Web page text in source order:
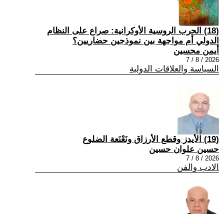
(18) الحرب الروسية الأوكرانية: صراع على النظام
الدولي أم مواجهة بين نموذجين حضاريين؟
أيمن محسين
2026 / 8 / 7
السياسة والعلاقات الدولية
(19) الأيدز وقطع الأرزاق ونَعْنَعة الضلوع
حسين علوان حسين
2026 / 8 / 7
الادب والفن